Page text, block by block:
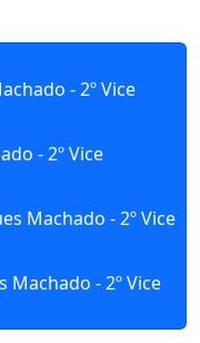
- 2º Vice
- 2º Vice
Machado - 2º Vice
Machado - 2º Vice